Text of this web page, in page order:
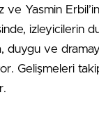
ve Yasmin
izleyicilerin
ve
Gelişmeleri